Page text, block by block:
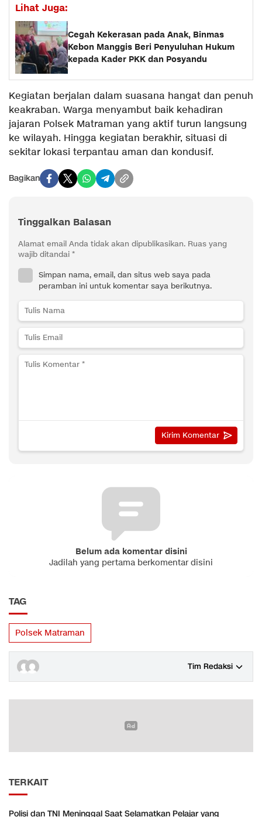
Lihat Juga:
Cegah Kekerasan pada Anak, Binmas
Kebon Manggis Beri Penyuluhan Hukum
kepada Kader PKK dan Posyandu
Kegiatan berjalan dalam suasana hangat dan penuh
keakraban. Warga menyambut baik kehadiran
jajaran Polsek Matraman yang aktif turun langsung
ke wilayah. Hingga kegiatan berakhir, situasi di
sekitar lokasi terpantau aman dan kondusif.
Bagikan
Tinggalkan Balasan
Alamat email Anda tidak akan dipublikasikan. Ruas yang
wajib ditandai *
Simpan nama, email, dan situs web saya pada
peramban ini untuk komentar saya berikutnya.
Belum ada komentar disini
Jadilah yang pertama berkomentar disini
TAG
Polsek Matraman
Tim Redaksi
TERKAIT
Polisi dan TNI Meninggal Saat Selamatkan Pelajar yang